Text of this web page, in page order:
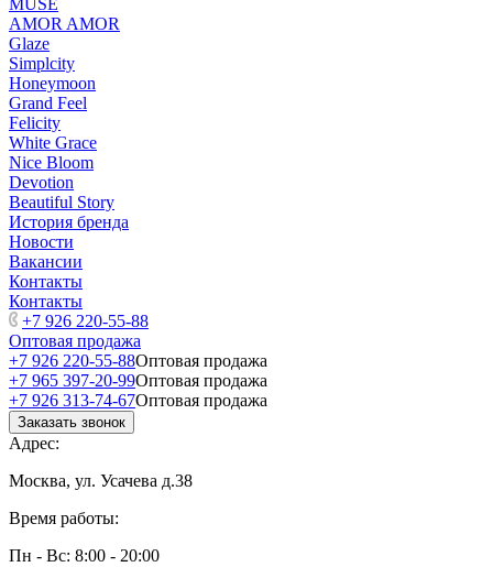
MUSE
AMOR AMOR
Glaze
Simplcity
Honeymoon
Grand Feel
Felicity
White Grace
Nice Bloom
Devotion
Beautiful Story
История бренда
Новости
Вакансии
Контакты
Контакты
+7 926 220-55-88
Оптовая продажа
+7 926 220-55-88Оптовая продажа
+7 965 397-20-99Оптовая продажа
+7 926 313-74-67Оптовая продажа
Заказать звонок
Адрес:
Москва, ул. Усачева д.38
Время работы:
Пн - Вс: 8:00 - 20:00